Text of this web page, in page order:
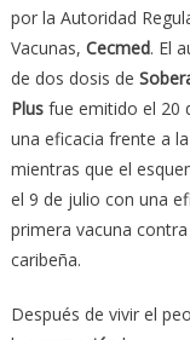
por la Autoridad
Vacunas, Cecmed. El
de dos dosis de
Plusfue emitido el 20
una eficacia frente a
mientras que el
el 9 de julio con una
primera vacuna
caribeña.
Después de vivir el